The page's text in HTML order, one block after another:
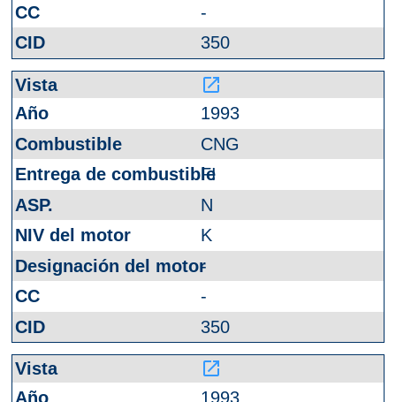
-
350
launch
1993
CNG
FI
N
K
-
-
350
launch
1993